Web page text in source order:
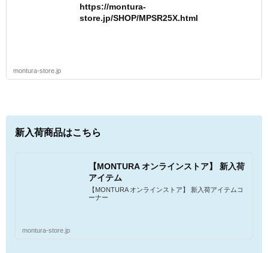
https://montura-
store.jp/SHOP/MPSR25X.html
montura-store.jp
新入荷商品はこちら
【MONTURA オンラインストア】 新入荷
アイテム
【MONTURA オンラインストア】 新入荷アイテムコ
ーナー
montura-store.jp